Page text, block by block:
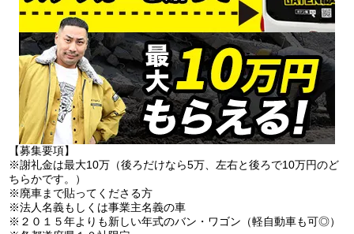
【募集要項】
※謝礼金は最大10万（後ろだけなら5万、左右と後ろで10万円のど
ちらかです。）
※廃車まで貼ってくださる方
※法人名義もしくは事業主名義の車
※２０１５年よりも新しい年式のバン・ワゴン（軽自動車も可◎）